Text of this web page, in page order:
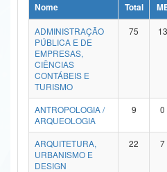
Ministério da Ciência, Tecnologia,
Ministério do Meio Ambiente
Ministério do Turismo
Ministério do Desenvolvimento Regional
Controladoria-Geral da União
Ministério da Mulher, da Família e dos
Nome Total
ADMINISTRAÇÃO
PÚBLICA E DE
EMPRESAS,
CIÊNCIAS
CONTÁBEIS E
TURISMO
75 13
ANTROPOLOGIA /
ARQUEOLOGIA
9 0
ARQUITETURA,
URBANISMO E
DESIGN
22 7